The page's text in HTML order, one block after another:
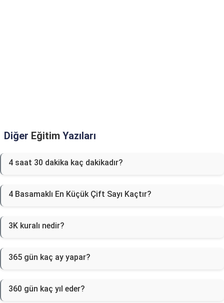
Diğer Eğitim Yazıları
4 saat 30 dakika kaç dakikadır?
4 Basamaklı En Küçük Çift Sayı Kaçtır?
3K kuralı nedir?
365 gün kaç ay yapar?
360 gün kaç yıl eder?